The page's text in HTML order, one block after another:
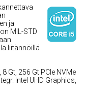
ja
MIL-STD
liitännöillä
8 Gt, 256 Gt PCIe NVMe
Intel UHD Graphics,